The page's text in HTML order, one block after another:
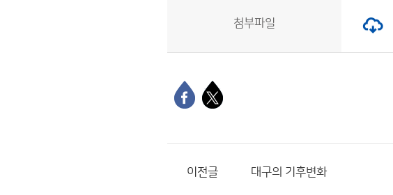
첨부파일
이전글 대구의 기후변화